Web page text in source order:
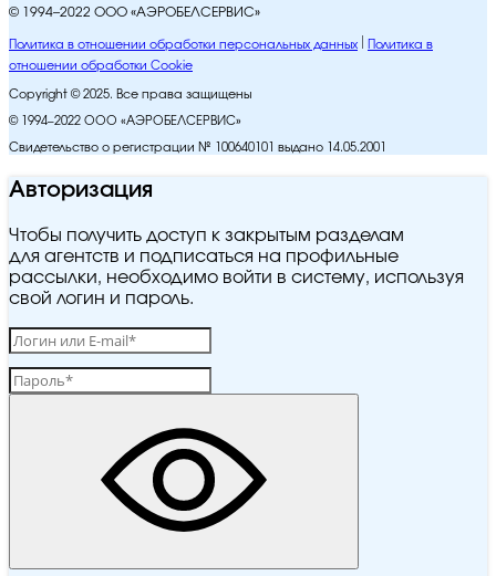
© 1994–2022 ООО «АЭРОБЕЛСЕРВИС»
Политика в отношении обработки персональных данных
Политика в
отношении обработки Cookie
Copyright © 2025. Все права защищены
© 1994–2022 ООО «АЭРОБЕЛСЕРВИС»
Свидетельство о регистрации № 100640101 выдано 14.05.2001
Авторизация
Чтобы получить доступ к закрытым разделам
для агентств и подписаться на профильные
рассылки, необходимо войти в систему, используя
свой логин и пароль.